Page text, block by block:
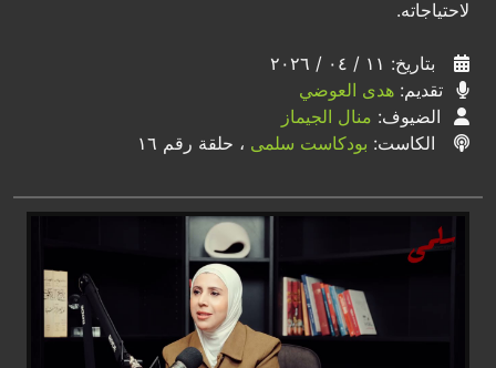
لاحتياجاته.
بتاريخ: ١١ / ٠٤ / ٢٠٢٦
تقديم: هدى العوضي
الضيوف: منال الجيماز
الكاست: بودكاست سلمى ، حلقة رقم ١٦